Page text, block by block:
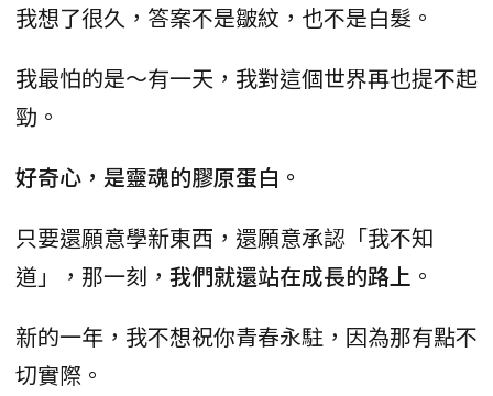
我想了很久，答案不是皺紋，也不是白髮。
我最怕的是～有一天，我對這個世界再也提不起
勁。
好奇心，是靈魂的膠原蛋白。
只要還願意學新東西，還願意承認「我不知
道」，那一刻， 我們就還站在成長的路上 。
新的一年，我不想祝你青春永駐，因為那有點不
切實際。